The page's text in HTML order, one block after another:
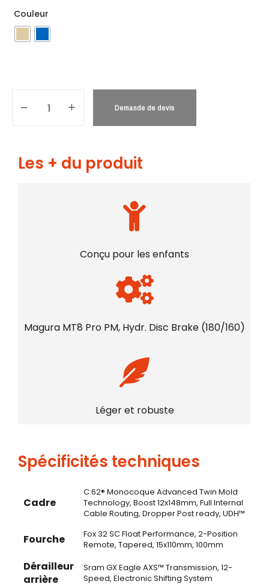
Couleur
Demande de devis
Les + du produit
Conçu pour les enfants
Magura MT8 Pro PM, Hydr. Disc Brake (180/160)
Léger et robuste
Spécificités techniques
Cadre
C:62® Monocoque Advanced Twin Mold
Technology, Boost 12x148mm, Full Internal
Cable Routing, Dropper Post ready, UDH™
Fourche
Fox 32 SC Float Performance, 2-Position
Remote, Tapered, 15x110mm, 100mm
Dérailleur
arrière
Sram GX Eagle AXS™ Transmission, 12-
Speed, Electronic Shifting System